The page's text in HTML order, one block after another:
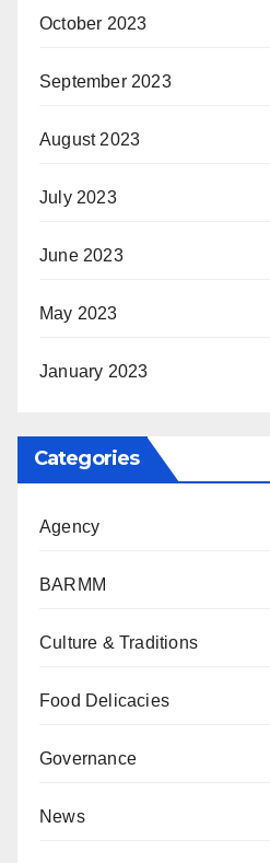
October 2023
September 2023
August 2023
July 2023
June 2023
May 2023
January 2023
Categories
Agency
BARMM
Culture & Traditions
Food Delicacies
Governance
News